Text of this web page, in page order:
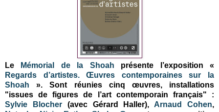
Le Mémorial de la Shoah présente l’exposition «
Regards d’artistes. Œuvres contemporaines sur la
Shoah ». Sont réunies cinq œuvres, installations
"issues de figures de l’art contemporain français" :
Sylvie Blocher(avec Gérard Haller),Arnaud Cohen,